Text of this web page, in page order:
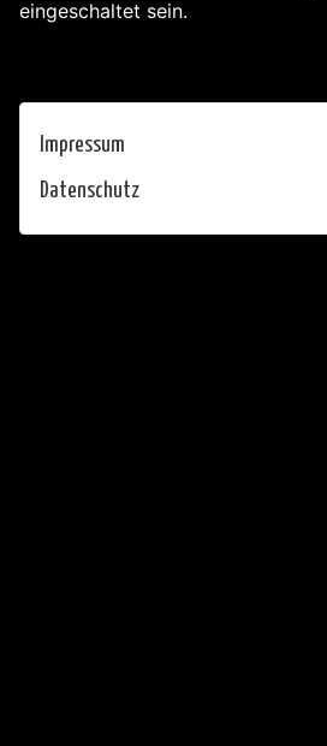
eingeschaltet sein.
Impressum
Datenschutz